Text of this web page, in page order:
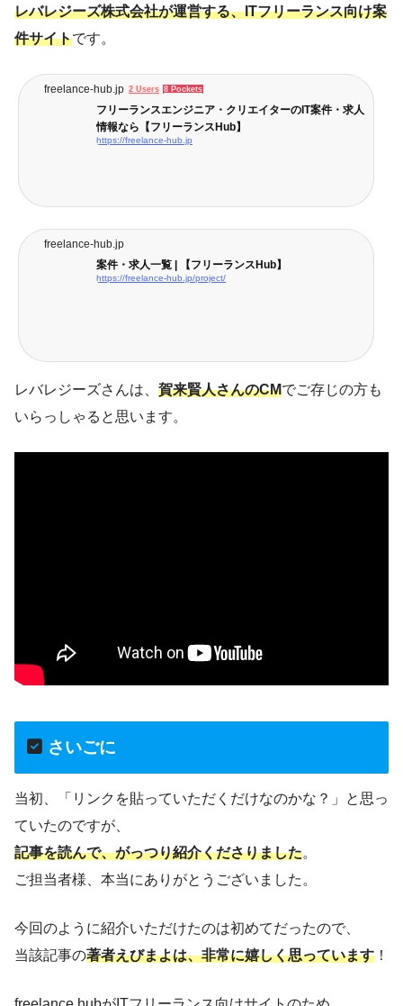
レバレジーズ株式会社が運営する、ITフリーランス向け案
件サイトです。
freelance-hub.jp 2 Users 8 Pockets
フリーランスエンジニア・クリエイターのIT案件・求人
情報なら【フリーランスHub】
https://freelance-hub.jp
freelance-hub.jp
案件・求人一覧 | 【フリーランスHub】
https://freelance-hub.jp/project/
レバレジーズさんは、賀来賢人さんのCMでご存じの方も
いらっしゃると思います。
さいごに
当初、「リンクを貼っていただくだけなのかな？」と思っ
ていたのですが、
記事を読んで、がっつり紹介くださりました。
ご担当者様、本当にありがとうございました。
今回のように紹介いただけたのは初めてだったので、
当該記事の著者えびまよは、非常に嬉しく思っています ！